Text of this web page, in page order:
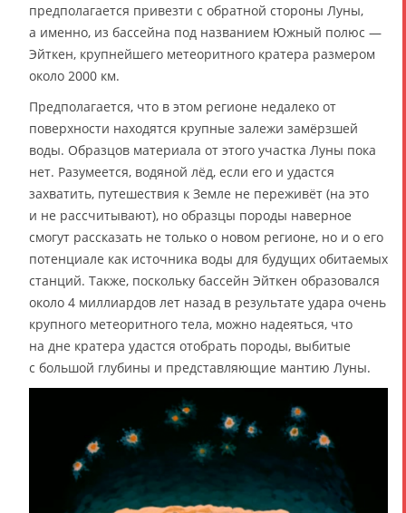
предполагается привезти с обратной стороны Луны,
а именно, из бассейна под названием Южный полюс —
Эйткен, крупнейшего метеоритного кратера размером
около 2000 км.
Предполагается, что в этом регионе недалеко от
поверхности находятся крупные залежи замёрзшей
воды. Образцов материала от этого участка Луны пока
нет. Разумеется, водяной лёд, если его и удастся
захватить, путешествия к Земле не переживёт (на это
и не рассчитывают), но образцы породы наверное
смогут рассказать не только о новом регионе, но и о его
потенциале как источника воды для будущих обитаемых
станций. Также, поскольку бассейн Эйткен образовался
около 4 миллиардов лет назад в результате удара очень
крупного метеоритного тела, можно надеяться, что
на дне кратера удастся отобрать породы, выбитые
с большой глубины и представляющие мантию Луны.